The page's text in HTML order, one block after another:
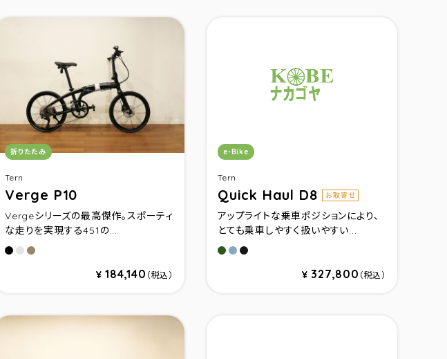
Tern
Verge P10
カテゴリ：
折りたたみ
Vergeシリーズの最高傑作。スポーティ
な走りを実現する451の...
サタンブラック/ブラック(ブラック)
ダークシルバー/シルバー(シルバー)
ガンメタル/ガンメタル(ガンメタル)
¥184,140 （税込）
Tern
Quick Haul D8 お取寄せ
カテゴリ：
e-Bike
アップライトな乗車ポジションにより、
とても乗車しやすく扱いやすい...
マットオリーブ
グロスブルーグレー
マットブラック
¥ 327,800 （税込）